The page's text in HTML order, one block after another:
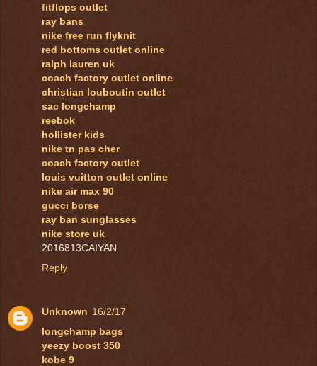
fitflops outlet
ray bans
nike free run flyknit
red bottoms outlet online
ralph lauren uk
coach factory outlet online
christian louboutin outlet
sac longchamp
reebok
hollister kids
nike tn pas cher
coach factory outlet
louis vuitton outlet online
nike air max 90
gucci borse
ray ban sunglasses
nike store uk
2016813CAIYAN
Reply
Unknown 16/2/17
longchamp bags
yeezy boost 350
kobe 9